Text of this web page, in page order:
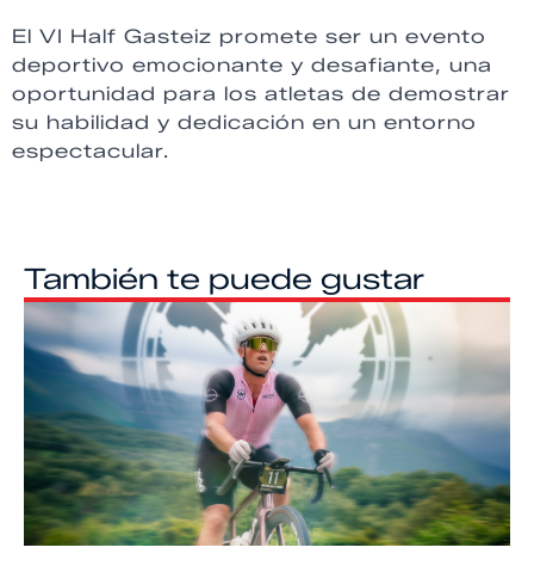
El VI Half Gasteiz promete ser un evento
deportivo emocionante y desafiante, una
oportunidad para los atletas de demostrar
su habilidad y dedicación en un entorno
espectacular.
También te puede gustar